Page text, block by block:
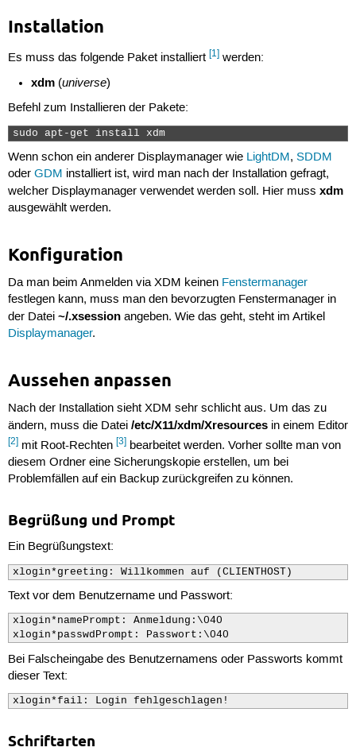
Installation
Es muss das folgende Paket installiert [1]werden:
xdm (universe)
Befehl zum Installieren der Pakete:
sudo apt-get install xdm
Wenn schon ein anderer Displaymanager wie LightDM, SDDM
oder GDM installiert ist, wird man nach der Installation gefragt,
welcher Displaymanager verwendet werden soll. Hier muss xdm
ausgewählt werden.
Konfiguration
Da man beim Anmelden via XDM keinen Fenstermanager
festlegen kann, muss man den bevorzugten Fenstermanager in
der Datei ~/.xsessionangeben. Wie das geht, steht im Artikel
Displaymanager.
Aussehen anpassen
Nach der Installation sieht XDM sehr schlicht aus. Um das zu
ändern, muss die Datei /etc/X11/xdm/Xresourcesin einem Editor
[2]mit Root-Rechten [3]bearbeitet werden. Vorher sollte man von
diesem Ordner eine Sicherungskopie erstellen, um bei
Problemfällen auf ein Backup zurückgreifen zu können.
Begrüßung und Prompt
Ein Begrüßungstext:
xlogin*greeting: Willkommen auf (CLIENTHOST)
Text vor dem Benutzername und Passwort:
xlogin*namePrompt: Anmeldung:\040
xlogin*passwdPrompt: Passwort:\040
Bei Falscheingabe des Benutzernamens oder Passworts kommt
dieser Text:
xlogin*fail: Login fehlgeschlagen!
Schriftarten